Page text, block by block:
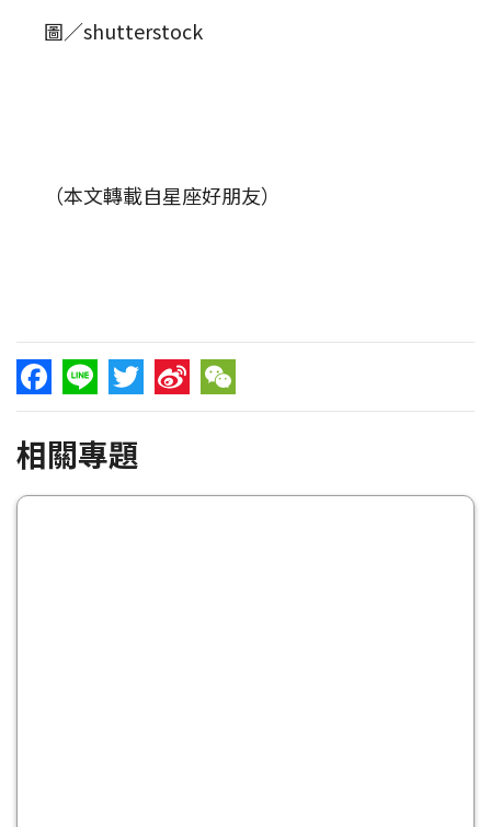
圖／shutterstock
（本文轉載自星座好朋友）
Facebook
Line TwitterSina WeChat
相關專題